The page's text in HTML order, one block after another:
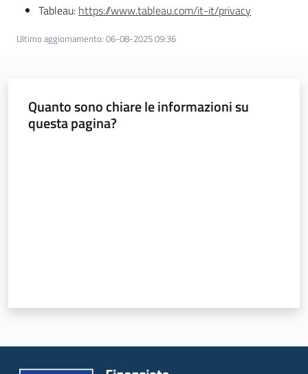
Tableau: https://www.tableau.com/it-it/privacy
Ultimo aggiornamento: 06-08-2025 09:36
Quanto sono chiare le informazioni su
questa pagina?